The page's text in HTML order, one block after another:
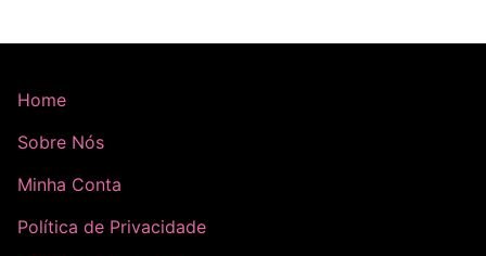
Home
Sobre Nós
Minha Conta
Política de Privacidade